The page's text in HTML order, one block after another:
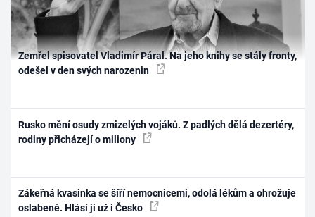
Zemřel spisovatel Vladimír Páral. Na jeho knihy se stály fronty,
odešel v den svých narozenin
Rusko mění osudy zmizelých vojáků. Z padlých dělá dezertéry,
rodiny přicházejí o miliony
Zákeřná kvasinka se šíří nemocnicemi, odolá lékům a ohrožuje
oslabené. Hlásí ji už i Česko